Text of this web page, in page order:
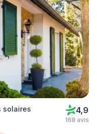
solaires
4,9
168 avis